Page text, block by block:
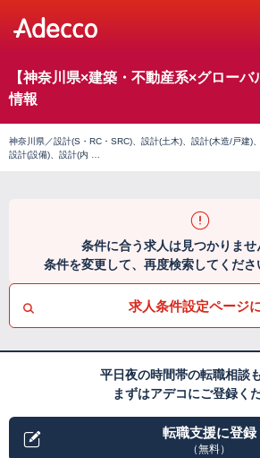
【神奈川県×建築・不動産系×グロー
情報
神奈川県／設計(S・RC・SRC)、設計(土木)、設計(木造/戸建)、
設計(設備)、設計(内 …
条件に合う求人は見つかりませ
条件を変更して、再度検索してくださ
求人条件設定ページ
平日夜の時間帯の転職相談
まずはアデコにご登録く
転職支援に登録
（無料）